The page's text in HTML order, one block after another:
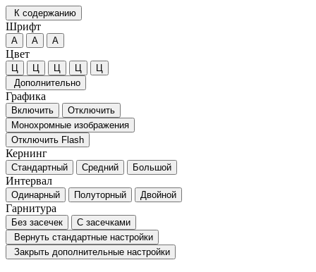
К содержанию
Шрифт
А А А
Цвет
Ц Ц Ц Ц
Ц
Дополнительно
Графика
Включить
Отключить
Монохромные изображения
Отключить Flash
Кернинг
Стандартный Средний Большой
Интервал
Одинарный Полуторный Двойной
Гарнитура
Без засечек
С засечками
Вернуть стандартные настройки
Закрыть дополнительные настройки